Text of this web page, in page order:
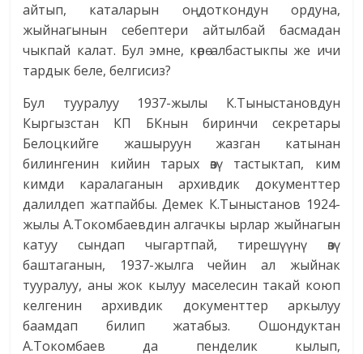
айтып, каталарын оңдоткондун ордуна,
жыйнагынын себептери айтылбай басмадан
чыкпай калат. Бул эмне, көрө албастыкпы же ичи
тардык беле, белгисиз?
Бул тууралуу 1937-жылы К.Тыныс­тановдун
Кыргызстан КП БКнын биринчи секретары
Белоцкийге жашыруун жазган катынан
билингенин кийин тарых өзү тастыктап, ким
кимди каралаганын архивдик документтер
далилдеп жатпайбы. Демек К.Тыныстанов 1924-
жылы А.Токомбаевдин алгачкы ырлар жыйнагын
катуу сындап чыгартпай, тирешүүнү өзү
баштаганын, 1937-жылга чейин ал жыйнак
тууралуу, аны жок кылуу маселесин такай коюп
келгенин архивдик документтер аркылуу
баамдап билип жатабыз. Ошондуктан
А.Токомбаев да пенделик кылып,